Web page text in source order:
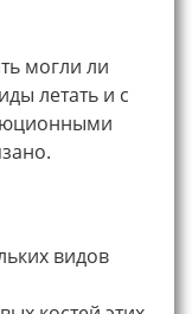
могли ли
летать и с
видов